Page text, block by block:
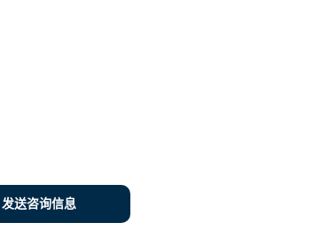
发送咨询信息